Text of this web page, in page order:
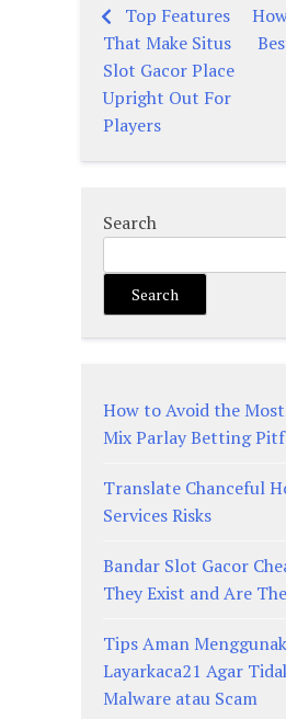
Post
navigation
Top Features
That Make Situs
Slot Gacor Place
Upright Out For
Players
Search
Search
How to Avoid the
Mix Parlay Betting
Translate Chanceful
Services Risks
Bandar Slot Gacor
They Exist and Are
Tips Aman
Layarkaca21 Agar
Malware atau Scam